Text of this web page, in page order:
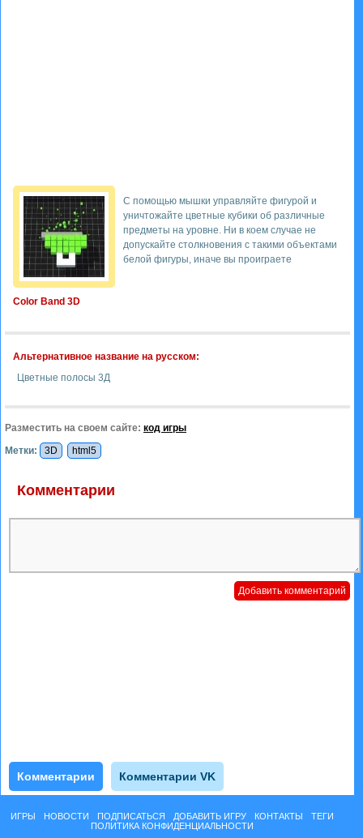
Color Band 3D
С помощью мышки управляйте фигурой и
уничтожайте цветные кубики об различные
предметы на уровне. Ни в коем случае не
допускайте столкновения с такими объектами
белой фигуры, иначе вы проиграете
Альтернативное название на русском:
Цветные полосы 3Д
Разместить на своем сайте: код игры
Метки:
3D html5
Комментарии
Комментарии Комментарии VK
ИГРЫ НОВОСТИ ПОДПИСАТЬСЯ ДОБАВИТЬ ИГРУ КОНТАКТЫ
ТЕГИ
ПОЛИТИКА КОНФИДЕНЦИАЛЬНОСТИ